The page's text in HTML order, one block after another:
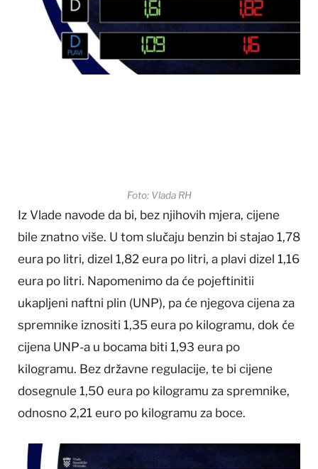
Foto: Vlada RH
Iz Vlade navode da bi, bez njihovih mjera, cijene
bile znatno više. U tom slučaju benzin bi stajao 1,78
eura po litri, dizel 1,82 eura po litri, a plavi dizel 1,16
eura po litri. Napomenimo da će pojeftinitii
ukapljeni naftni plin (UNP), pa će njegova cijena za
spremnike iznositi 1,35 eura po kilogramu, dok će
cijena UNP-a u bocama biti 1,93 eura po
kilogramu. Bez državne regulacije, te bi cijene
dosegnule 1,50 eura po kilogramu za spremnike,
odnosno 2,21 euro po kilogramu za boce.